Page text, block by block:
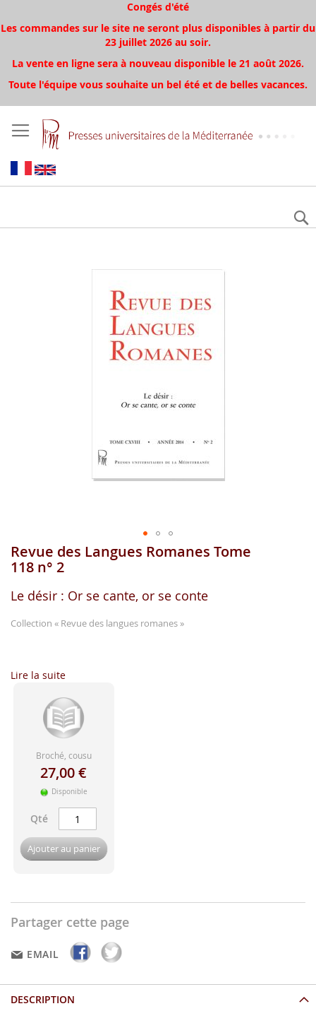
Congés d'été
Les commandes sur le site ne seront plus disponibles à partir du
23 juillet 2026 au soir.
La vente en ligne sera à nouveau disponible le 21 août 2026.
Toute l'équipe vous souhaite un bel été et de belles vacances.
Aller
au
de
gallerie
Revue des Langues Romanes Tome
118 n° 2
Le désir : Or se cante, or se conte
Collection « Revue des langues romanes »
Lire la suite
Broché, cousu
27,00 €
Disponible
Qté
Ajouter au panier
Partager cette page
EMAIL
DESCRIPTION